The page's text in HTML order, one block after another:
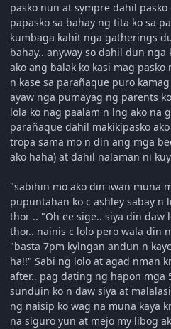
pasko nun at sympre dahil
papasko sa bahay ng tita ko sa
kumbaga kahit nga gatherings
bahay.. anyway so dahil dun
ako ang balak ko kasi mag
n kase sa parañaque puro
ayaw nga pumayag ng parents
lola ko nag paalam n lng ako na
parañaque dahil makikipasko
tropa sama mo n din ang mga
ako haha) at dahil nalaman ni
"sabihin mo ako din iwan muna
pupuntahan ko c ashley sabay n
thor .. "Oh ee sige.. siya din daw
thor.. nainis c lolo pero wala din
"basta 7pm kylngan andun n
ha!!" Sabi ng lolo at agad nman
after.. pag dating ng hapon mga
sunduin ko n daw siya at
ng naisip ko wag na muna kaya
na siguro yun at mejo my libog